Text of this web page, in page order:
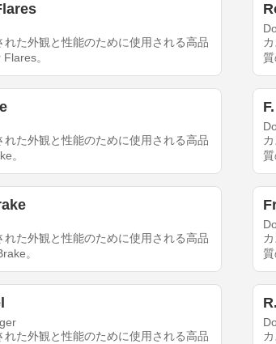
れた外観と性能のために使用される高品
。
れた外観と性能のために使用される高品
。
れた外観と性能のために使用される高品
。
れた外観と性能のために使用される高品